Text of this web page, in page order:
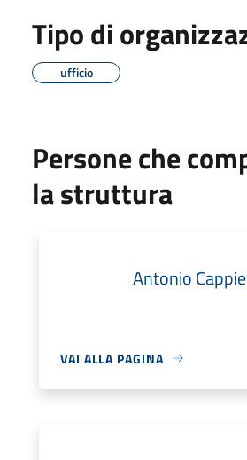
Tipo di
ufficio
Persone che
la struttura
Antonio
VAI ALLA PAGINA